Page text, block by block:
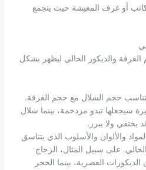
أو غرف المعيشة حيث يتجمع
والديكور الحالي ليظهر بشكل
حجم الشلال مع حجم الغرفة.
سيجعلها تبدو مزدحمة، بينما شلال
ولا يبرز.
والألوان والأسلوب الذي يتناسق
على سبيل المثال، الزجاج
العصرية، بينما الحجر